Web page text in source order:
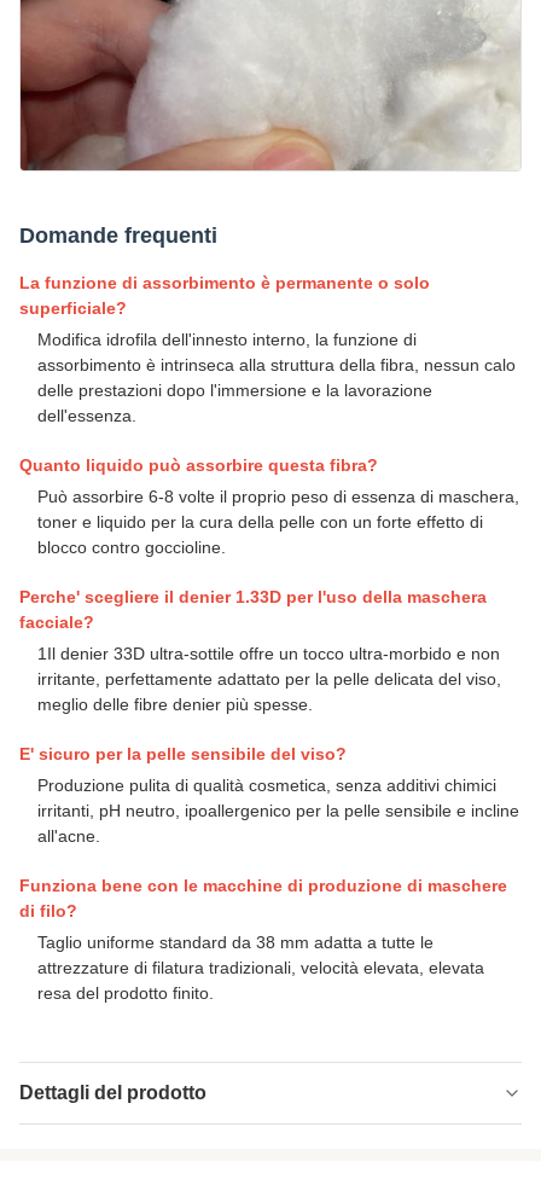
Domande frequenti
La funzione di assorbimento è permanente o solo
superficiale?
Modifica idrofila dell'innesto interno, la funzione di
assorbimento è intrinseca alla struttura della fibra, nessun calo
delle prestazioni dopo l'immersione e la lavorazione
dell'essenza.
Quanto liquido può assorbire questa fibra?
Può assorbire 6-8 volte il proprio peso di essenza di maschera,
toner e liquido per la cura della pelle con un forte effetto di
blocco contro goccioline.
Perche' scegliere il denier 1.33D per l'uso della maschera
facciale?
1Il denier 33D ultra-sottile offre un tocco ultra-morbido e non
irritante, perfettamente adattato per la pelle delicata del viso,
meglio delle fibre denier più spesse.
E' sicuro per la pelle sensibile del viso?
Produzione pulita di qualità cosmetica, senza additivi chimici
irritanti, pH neutro, ipoallergenico per la pelle sensibile e incline
all'acne.
Funziona bene con le macchine di produzione di maschere
di filo?
Taglio uniforme standard da 38 mm adatta a tutte le
attrezzature di filatura tradizionali, velocità elevata, elevata
resa del prodotto finito.
Dettagli del prodotto